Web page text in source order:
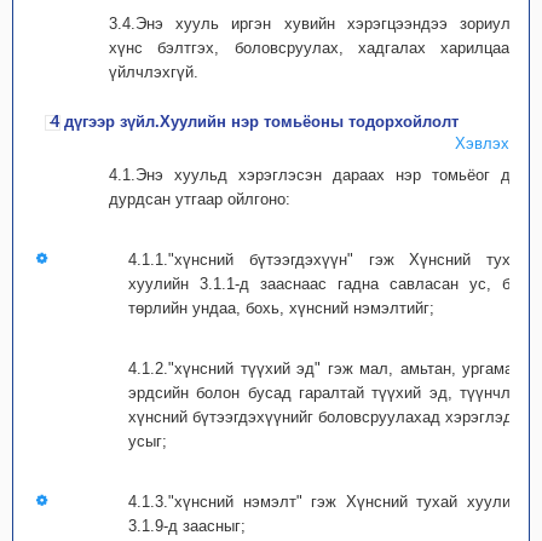
3.4.Энэ хууль иргэн хувийн хэрэгцээндээ зориулан
хүнс бэлтгэх, боловсруулах, хадгалах харилцаанд
үйлчлэхгүй.
4 дүгээр зүйл.Хуулийн нэр томьёоны тодорхойлолт
Хэвлэх
4.1.Энэ хуульд хэрэглэсэн дараах нэр томьёог дор
дурдсан утгаар ойлгоно:
4.1.1."хүнсний бүтээгдэхүүн" гэж Хүнсний тухай
хуулийн 3.1.1-д зааснаас гадна савласан ус, бүх
төрлийн ундаа, бохь, хүнсний нэмэлтийг;
4.1.2."хүнсний түүхий эд" гэж мал, амьтан, ургамал,
эрдсийн болон бусад гаралтай түүхий эд, түүнчлэн
хүнсний бүтээгдэхүүнийг боловсруулахад хэрэглэдэг
усыг;
4.1.3."хүнсний нэмэлт" гэж Хүнсний тухай хуулийн
3.1.9-д заасныг;